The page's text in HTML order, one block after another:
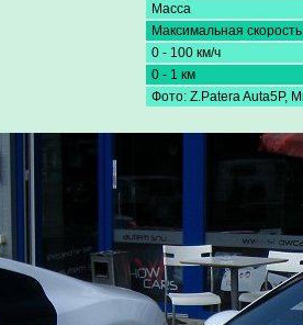
Масса
Максимальная скорость
0 - 100 км/ч
0 - 1 км
Фото: Z.Patera Auta5P,